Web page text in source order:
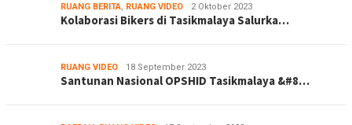
RUANG BERITA, RUANG VIDEO 2 Oktober 2023
Kolaborasi Bikers di Tasikmalaya Salurka…
RUANG VIDEO 18 September 2023
Santunan Nasional OPSHID Tasikmalaya &#8…